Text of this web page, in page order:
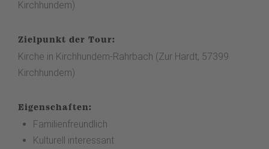
Kirchhundem)
Zielpunkt der Tour:
Kirche in Kirchhundem-Rahrbach (Zur Hardt, 57399
Kirchhundem)
Eigenschaften:
Familienfreundlich
Kulturell interessant